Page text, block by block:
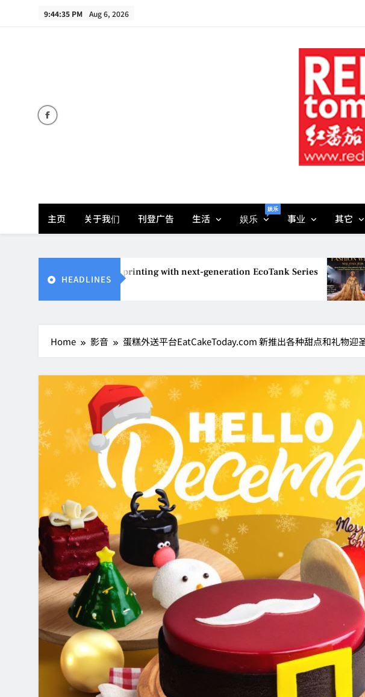
9:44:37 PM Aug 6, 2026
主页 关于我们 刊登广告 生活 娱乐
娱乐
事业 其它
HEADLINES
affordable printing with next-generation EcoTank Series Couture
Aug 1, 2026
Home 影音 蛋糕外送平台EatCakeToday.com 新推出各种甜点和礼物迎